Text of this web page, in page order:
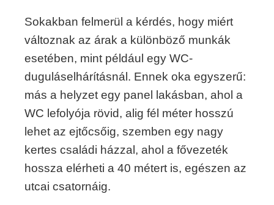
Sokakban felmerül a kérdés, hogy miért
változnak az árak a különböző munkák
esetében, mint például egy WC-
duguláselhárításnál. Ennek oka egyszerű:
más a helyzet egy panel lakásban, ahol a
WC lefolyója rövid, alig fél méter hosszú
lehet az ejtőcsőig, szemben egy nagy
kertes családi házzal, ahol a fővezeték
hossza elérheti a 40 métert is, egészen az
utcai csatornáig.